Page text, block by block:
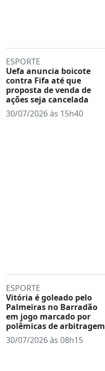
ESPORTE
Uefa anuncia boicote
contra Fifa até que
proposta de venda de
ações seja cancelada
30/07/2026 às 15h40
ESPORTE
Vitória é goleado pelo
Palmeiras no Barradão
em jogo marcado por
polêmicas de arbitragem
30/07/2026 às 08h15